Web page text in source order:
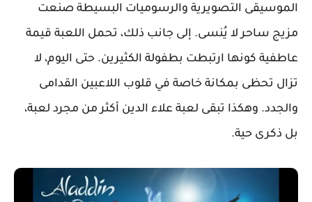
الموسيقى التصويرية والرسوميات البسيطة صنعت
مزيج ساحر لا يُنسى. إلى جانب ذلك، تحمل اللعبة قيمة
عاطفية كونها ارتبطت بطفولة الكثيرين. حتى اليوم، لا
تزال تحظى بمكانة خاصة في قلوب اللاعبين القدامى
والجدد. وهكذا تبقى لعبة علاء الدين أكثر من مجرد لعبة،
بل ذكرى حية.